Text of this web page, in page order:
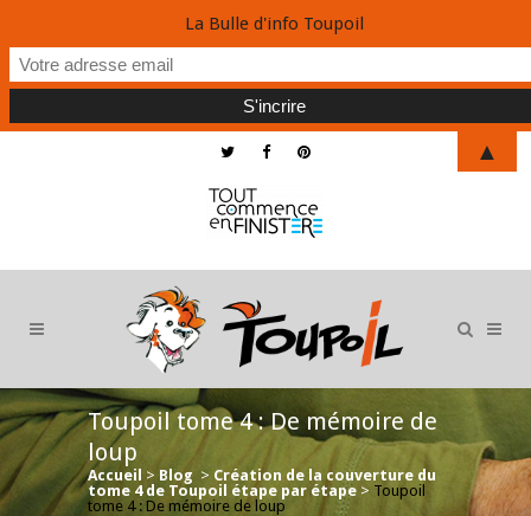
Toupoil tome 4 : De mémoire de
loup
Accueil > Blog > Création de la couverture du
tome 4 de Toupoil étape par étape > Toupoil
tome 4 : De mémoire de loup
La Bulle d'info Toupoil
▲